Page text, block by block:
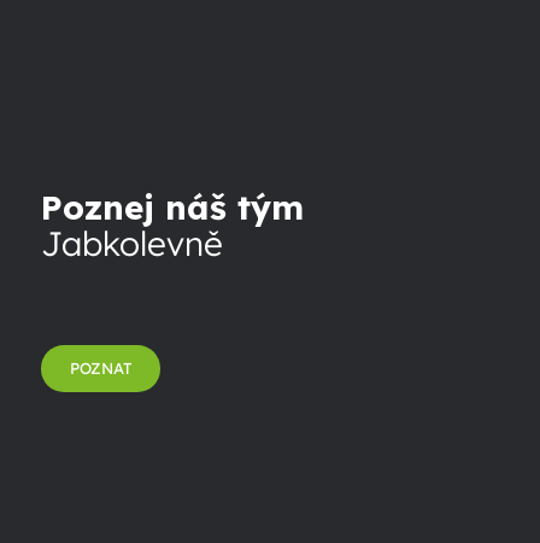
Poznej náš tým
Jabkolevně
POZNAT